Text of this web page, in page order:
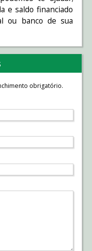
e saldo financiado
ou banco de sua
obrigatório.